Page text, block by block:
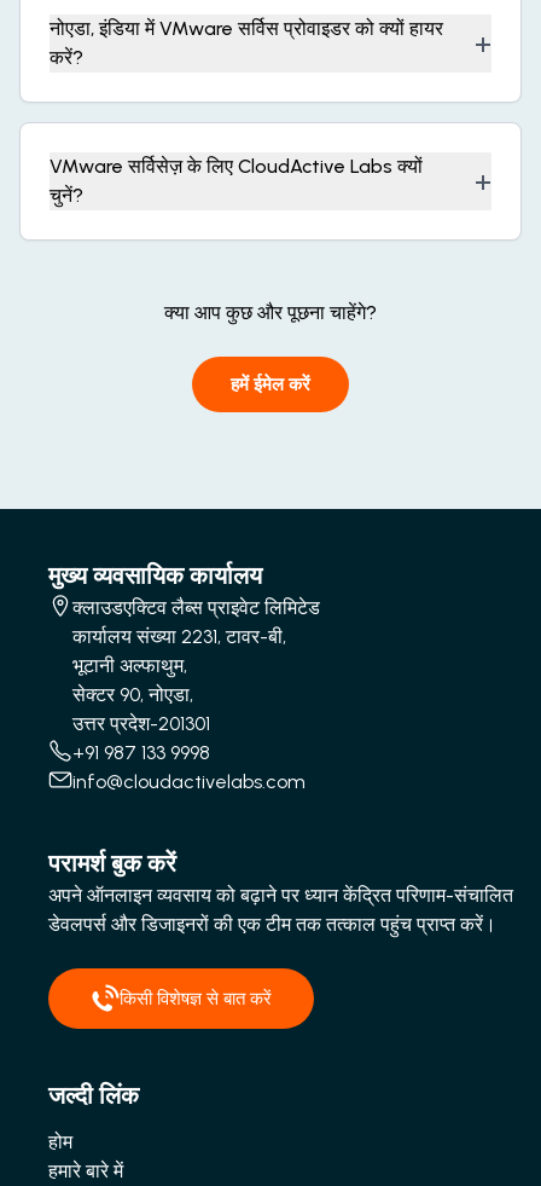
नोएडा, इंडिया में VMware सर्विस प्रोवाइडर को क्यों हायर
करें?
+
VMware सर्विसेज़ के लिए CloudActive Labs क्यों
चुनें?
+
क्या आप कुछ और पूछना चाहेंगे?
हमें ईमेल करें
मुख्य व्यवसायिक कार्यालय
क्लाउडएक्टिव लैब्स प्राइवेट लिमिटेड
कार्यालय संख्या 2231, टावर-बी,
भूटानी अल्फाथुम,
सेक्टर 90, नोएडा,
उत्तर प्रदेश-201301
+91 987 133 9998
info@cloudactivelabs.com
परामर्श बुक करें
अपने ऑनलाइन व्यवसाय को बढ़ाने पर ध्यान केंद्रित परिणाम-संचालित
डेवलपर्स और डिजाइनरों की एक टीम तक तत्काल पहुंच प्राप्त करें।
किसी विशेषज्ञ से बात करें
जल्दी लिंक
होम
हमारे बारे में